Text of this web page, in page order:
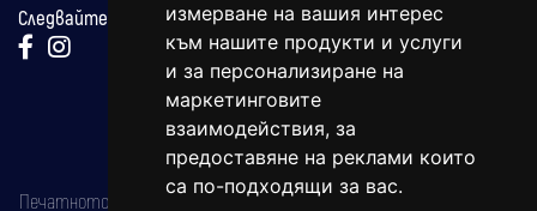
измерване на вашия интерес
към нашите продукти и услуги
и за персонализиране на
маркетинговите
взаимодействия, за
предоставяне на реклами които
са по-подходящи за вас.
Следвайте ни:
Печатното издание на вестника е регистрирано в националния